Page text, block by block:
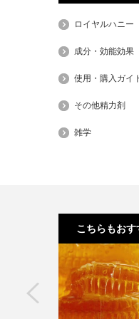
ロイヤルハニー
成分・効能効果
使用・購入ガイ
その他精力剤
雑学
こちらもおす